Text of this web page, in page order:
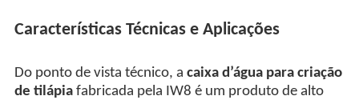
Características Técnicas e Aplicações
Do ponto de vista técnico, a caixa d’água para criação
de tilápiafabricada pela IW8 é um produto de alto